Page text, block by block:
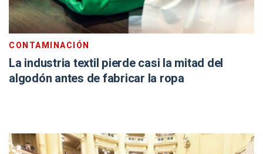
CONTAMINACIÓN
La industria textil pierde casi la mitad del
algodón antes de fabricar la ropa